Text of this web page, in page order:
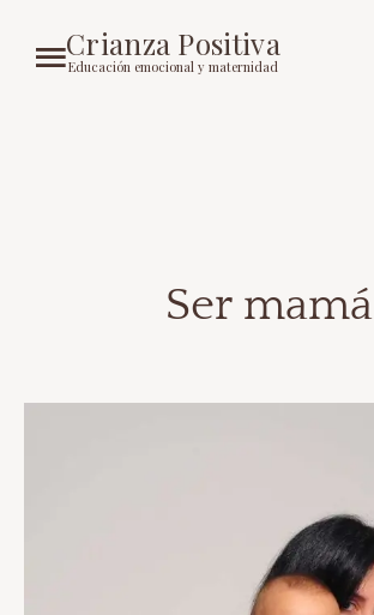
Crianza Positiva
Educación emocional y maternidad
Ser mamá